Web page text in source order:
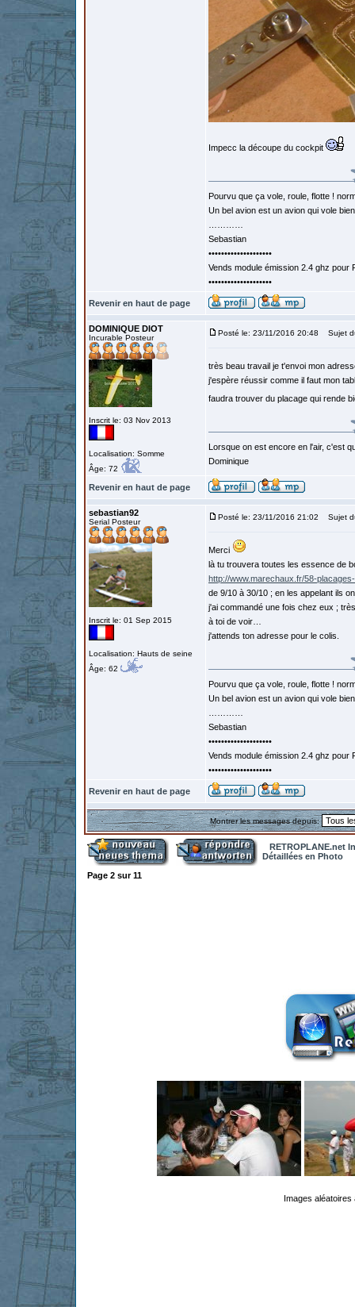
Impecc la découpe du cockpit
Pourvu que ça vole, roule, flotte !
Un bel avion est un avion qui vole
Sebastian
••••••••••••••••••••
Vends module émission 2.4 ghz
••••••••••••••••••••
Revenir en haut de page
DOMINIQUE DIOT
Incurable Posteur
Inscrit le: 03 Nov 2013
Localisation: Somme
Âge: 72
Posté le: 23/11/2016 20:48 Sujet
très beau travail je t'envoi mon
j'espère réussir comme il faut mon
faudra trouver du placage qui rende
Lorsque on est encore en l'air, c'est
Dominique
Revenir en haut de page
sebastian92
Serial Posteur
Inscrit le: 01 Sep 2015
Localisation: Hauts de seine
Âge: 62
Posté le: 23/11/2016 21:02 Sujet
Merci
là tu trouvera toutes les essence de
http://www.marechaux.fr/58-
de 9/10 à 30/10 ; en les appelant ils
j'ai commandé une fois chez eux ;
à toi de voir…
j'attends ton adresse pour le colis.
Pourvu que ça vole, roule, flotte !
Un bel avion est un avion qui vole
Sebastian
••••••••••••••••••••
Vends module émission 2.4 ghz
••••••••••••••••••••
Revenir en haut de page
Montrer les messages depuis:
RETROPLANE.net
Détaillées en Photo
Page 2 sur11
Images aléatoires